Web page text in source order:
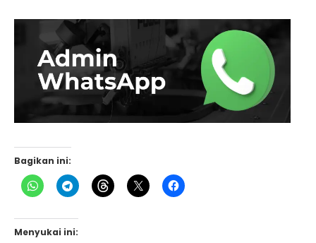
Bagikan ini:
Menyukai ini: